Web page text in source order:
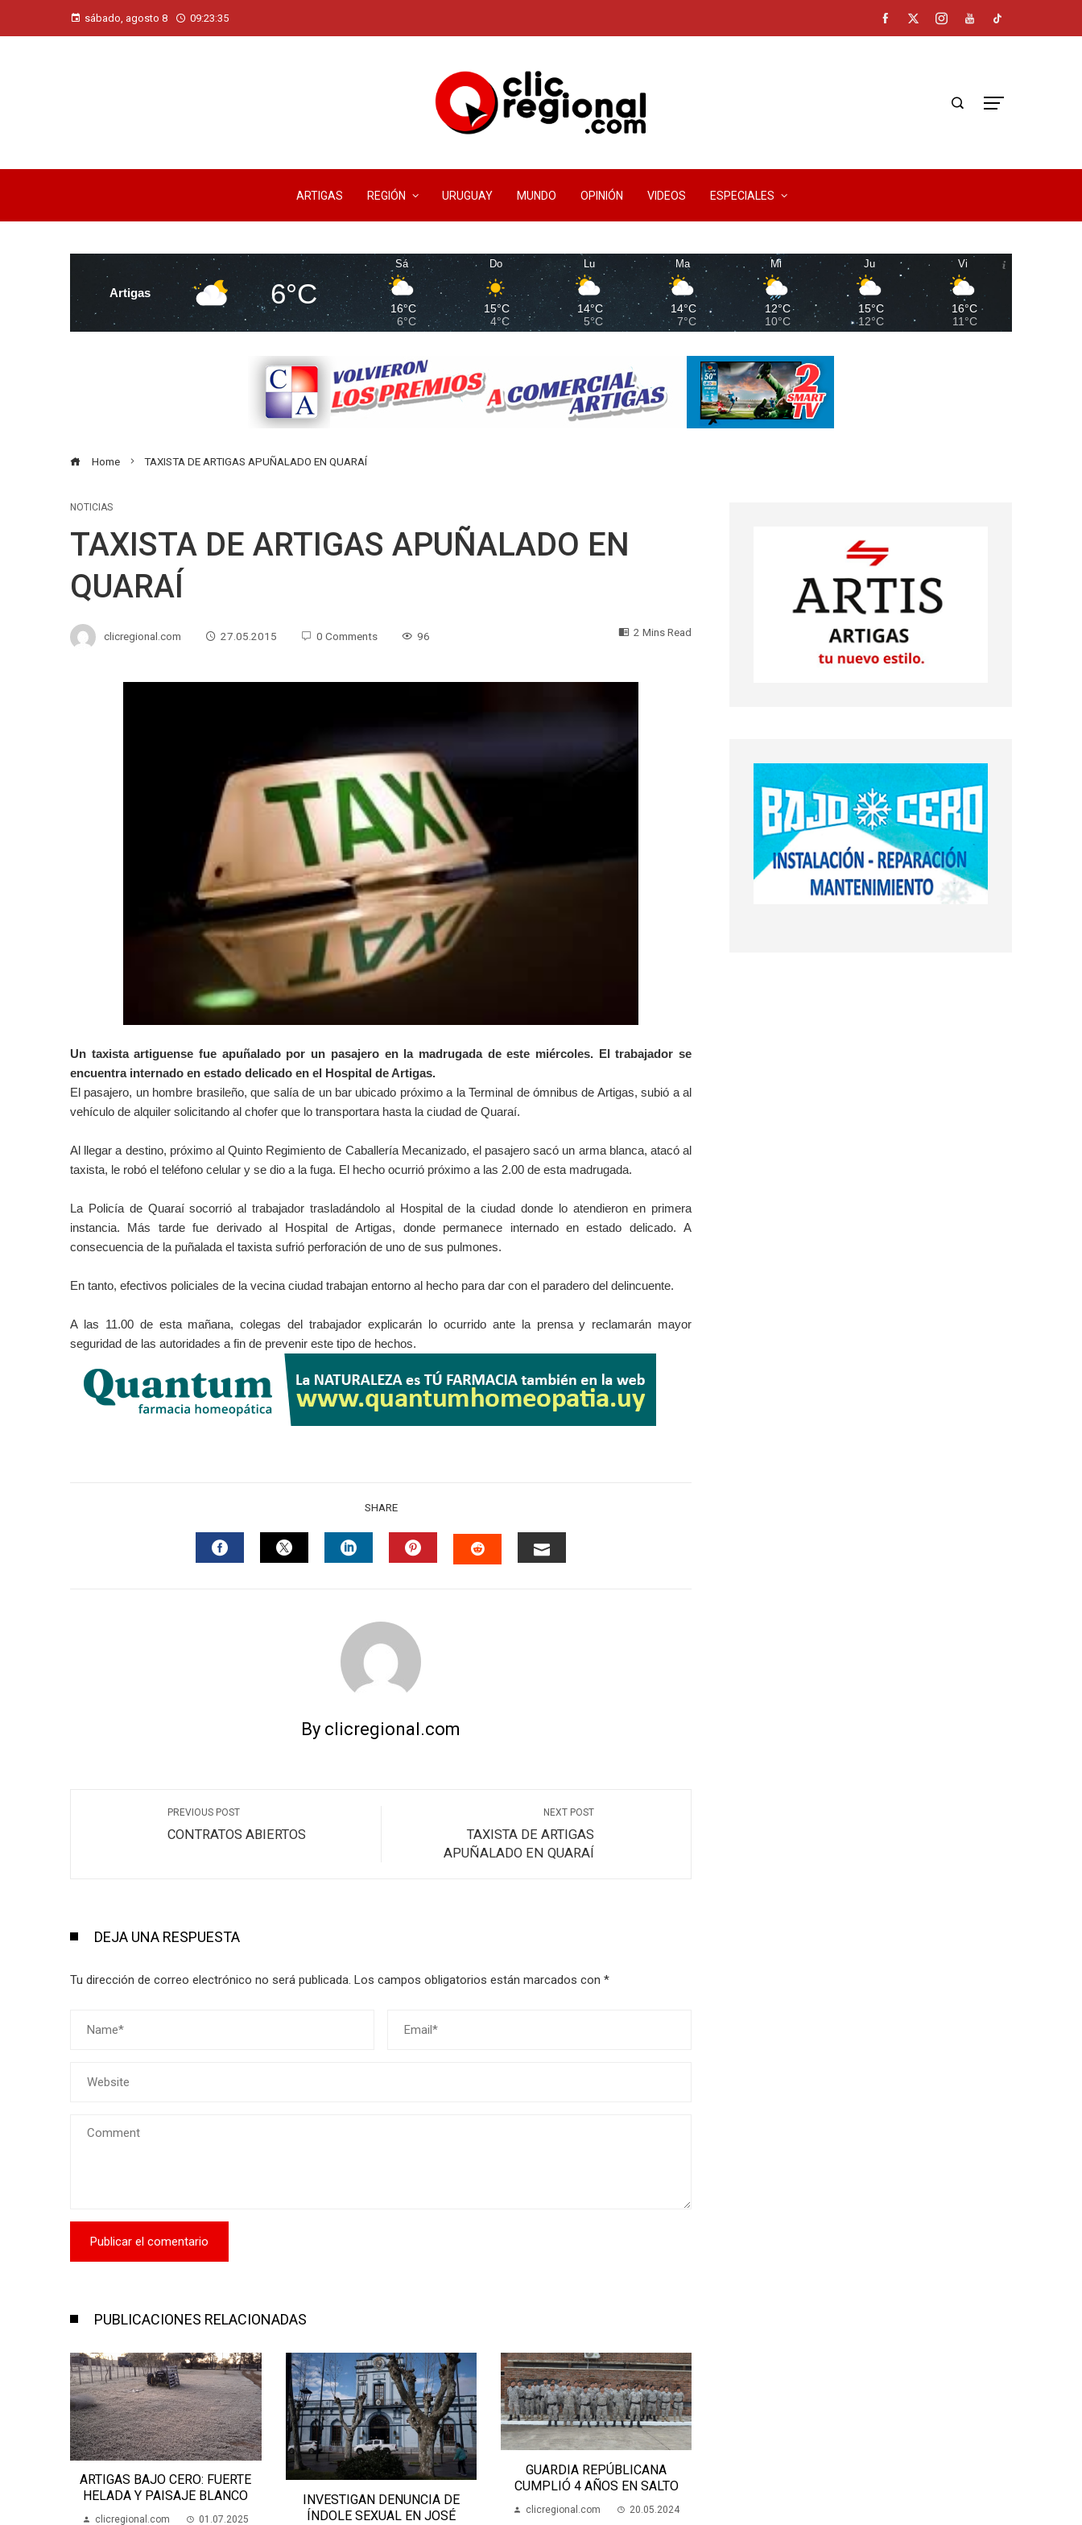
sábado, agosto 8 09:23:35
ARTIGAS REGIÓN URUGUAY MUNDO OPINIÓN VIDEOS ESPECIALES
Artigas 6°C
Sá
16°C
6°C
Do
15°C
4°C
Lu
14°C
5°C
Ma
14°C
7°C
Mi
12°C
10°C
Ju
15°C
12°C
Vi
16°C
11°C
Home TAXISTA DE ARTIGAS APUÑALADO EN QUARAÍ
NOTICIAS
TAXISTA DE ARTIGAS APUÑALADO EN
QUARAÍ
clicregional.com 27.05.2015 0 Comments 96 2 Mins Read
Un taxista artiguense fue apuñalado por un pasajero en la madrugada de este miércoles. El trabajador se
encuentra internado en estado delicado en el Hospital de Artigas.
El pasajero, un hombre brasileño, que salía de un bar ubicado próximo a la Terminal de ómnibus de Artigas, subió a al
vehículo de alquiler solicitando al chofer que lo transportara hasta la ciudad de Quaraí.
Al llegar a destino, próximo al Quinto Regimiento de Caballería Mecanizado, el pasajero sacó un arma blanca, atacó al
taxista, le robó el teléfono celular y se dio a la fuga. El hecho ocurrió próximo a las 2.00 de esta madrugada.
La Policía de Quaraí socorrió al trabajador trasladándolo al Hospital de la ciudad donde lo atendieron en primera
instancia. Más tarde fue derivado al Hospital de Artigas, donde permanece internado en estado delicado.A
consecuencia de la puñalada el taxista sufrió perforación de uno de sus pulmones.
En tanto, efectivos policiales de la vecina ciudad trabajan entorno al hecho para dar con el paradero del delincuente.
A las 11.00 de esta mañana, colegas del trabajador explicarán lo ocurrido ante la prensa y reclamarán mayor
seguridad de las autoridades a fin de prevenir este tipo de hechos.
SHARE
By clicregional.com
PREVIOUS POST
CONTRATOS ABIERTOS
NEXT POST
TAXISTA DE ARTIGAS
APUÑALADO EN QUARAÍ
DEJA UNA RESPUESTA
Tu dirección de correo electrónico no será publicada. Los campos obligatorios están marcados con *
PUBLICACIONES RELACIONADAS
ARTIGAS BAJO CERO: FUERTE
HELADA Y PAISAJE BLANCO
clicregional.com 01.07.2025
INVESTIGAN DENUNCIA DE
ÍNDOLE SEXUAL EN JOSÉ
GUARDIA REPÚBLICANA
CUMPLIÓ 4 AÑOS EN SALTO
clicregional.com 20.05.2024